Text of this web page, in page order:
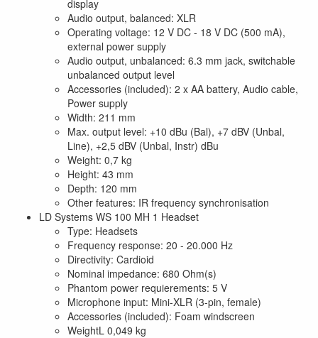
display
Audio output, balanced: XLR
Operating voltage: 12 V DC - 18 V DC (500 mA),
external power supply
Audio output, unbalanced: 6.3 mm jack, switchable
unbalanced output level
Accessories (included): 2 x AA battery, Audio cable,
Power supply
Width: 211 mm
Max. output level: +10 dBu (Bal), +7 dBV (Unbal,
Line), +2,5 dBV (Unbal, Instr) dBu
Weight: 0,7 kg
Height: 43 mm
Depth: 120 mm
Other features: IR frequency synchronisation
LD Systems WS 100 MH 1 Headset
Type: Headsets
Frequency response: 20 - 20.000 Hz
Directivity: Cardioid
Nominal impedance: 680 Ohm(s)
Phantom power requierements: 5 V
Microphone input: Mini-XLR (3-pin, female)
Accessories (included): Foam windscreen
WeightL 0,049 kg